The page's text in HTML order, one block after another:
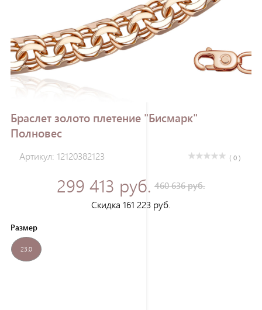
Браслет золото плетение "Бисмарк"
Полновес
Артикул: 12120382123 ( 0 )
299 413 руб. 460 636 руб.
Скидка 161 223 руб.
Размер
23.0
Зарегистрироваться